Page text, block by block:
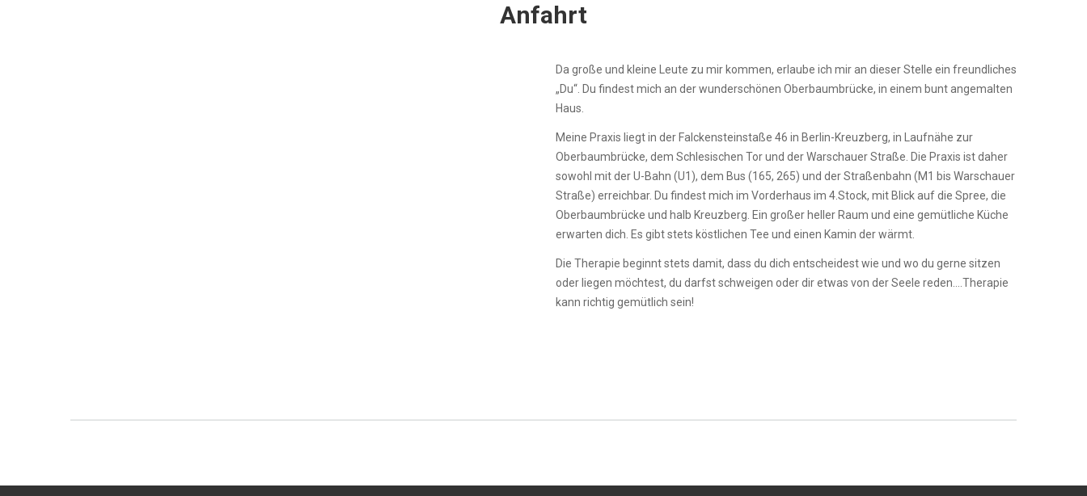
Anfahrt
Da große und kleine Leute zu mir kommen, erlaube ich mir an dieser Stelle ein freundliches
„Du“. Du findest mich an der wunderschönen Oberbaumbrücke, in einem bunt angemalten
Haus.
Meine Praxis liegt in der Falckensteinstaße 46 in Berlin-Kreuzberg, in Laufnähe zur
Oberbaumbrücke, dem Schlesischen Tor und der Warschauer Straße. Die Praxis ist daher
sowohl mit der U-Bahn (U1), dem Bus (165, 265) und der Straßenbahn (M1 bis Warschauer
Straße) erreichbar. Du findest mich im Vorderhaus im 4.Stock, mit Blick auf die Spree, die
Oberbaumbrücke und halb Kreuzberg. Ein großer heller Raum und eine gemütliche Küche
erwarten dich. Es gibt stets köstlichen Tee und einen Kamin der wärmt.
Die Therapie beginnt stets damit, dass du dich entscheidest wie und wo du gerne sitzen
oder liegen möchtest, du darfst schweigen oder dir etwas von der Seele reden….Therapie
kann richtig gemütlich sein!